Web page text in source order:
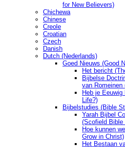
for New Believers)
Chichewa
Chinese
Creole
Croatian
Czech
Danish
Dutch (Nederlands)
Goed Nieuws (Good
Het bericht
Bijbelse
van
Heb je Eeuwig
Life?)
Bijbelstudies (Bible
Yarah Bijbel
(Scofield Bible
Hoe kunnen
Grow in Christ)
Het Bestaan